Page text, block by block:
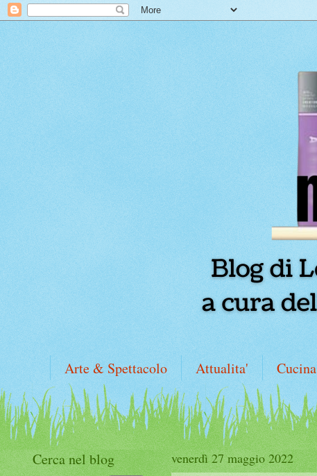
Arte & Spettacolo Attualita' Cucina
venerdì 27 maggio 2022
Cerca nel blog